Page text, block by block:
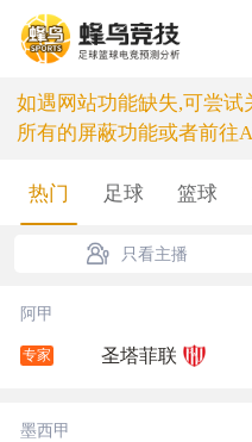
如遇网站功能缺失,可尝试
所有的屏蔽功能或者前往
热门 足球 篮球
只看主播
阿甲
专家 圣塔菲联
墨西甲